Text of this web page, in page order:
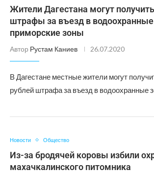
Жители Дагестана могут
штрафы за въезд в
приморские зоны
Автор Рустам Каниев 26.07.2020
В Дагестане местные жители могут
рублей штрафа за въезд в водоохранные
Новости Общество
Из-за бродячей коровы избили
махачкалинского питомника